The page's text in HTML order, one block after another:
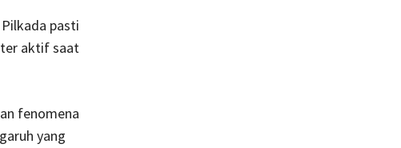
pasti
aktif saat
fenomena
yang